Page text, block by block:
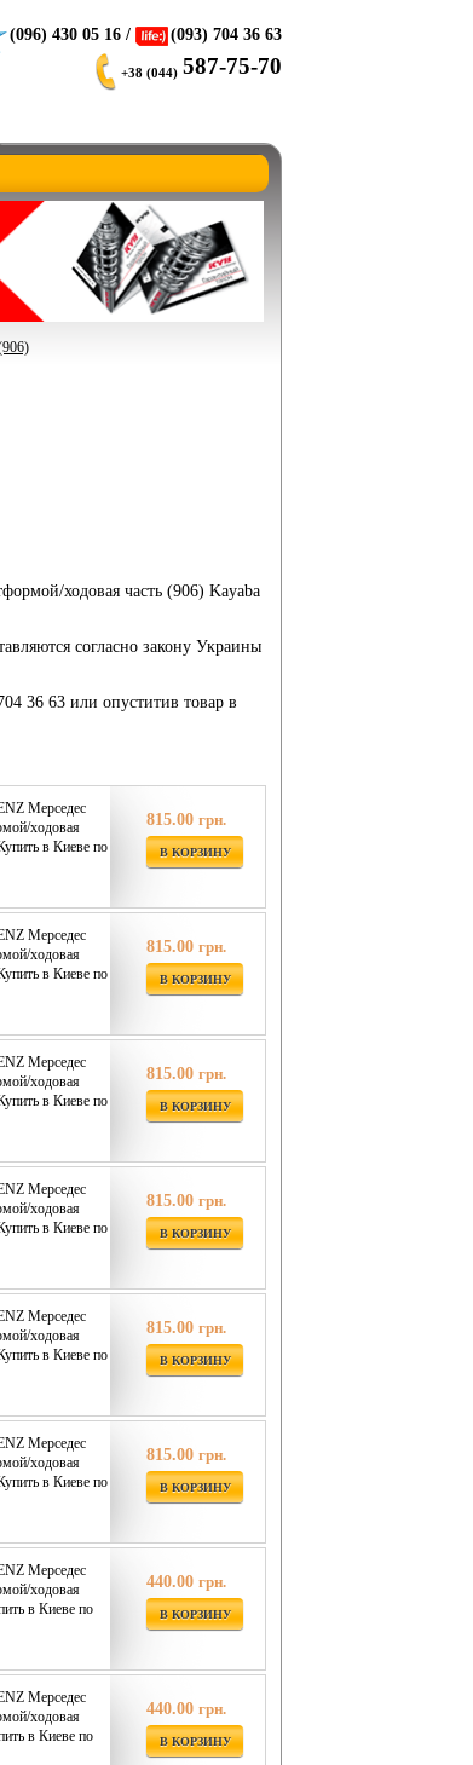
(096) 430 05 16 / (093) 704 36 63
+38 (044) 587-75-70
ходовая часть (906) Kayaba
согласно закону Украины
36 63 или опуститив товар в
Мерседес
ходовая
в Киеве по
815.00 грн.
В КОРЗИНУ
Мерседес
ходовая
в Киеве по
815.00 грн.
В КОРЗИНУ
Мерседес
ходовая
в Киеве по
815.00 грн.
В КОРЗИНУ
Мерседес
ходовая
в Киеве по
815.00 грн.
В КОРЗИНУ
Мерседес
ходовая
в Киеве по
815.00 грн.
В КОРЗИНУ
Мерседес
ходовая
в Киеве по
815.00 грн.
В КОРЗИНУ
Мерседес
ходовая
в Киеве по
440.00 грн.
В КОРЗИНУ
Мерседес
ходовая
в Киеве по
440.00 грн.
В КОРЗИНУ